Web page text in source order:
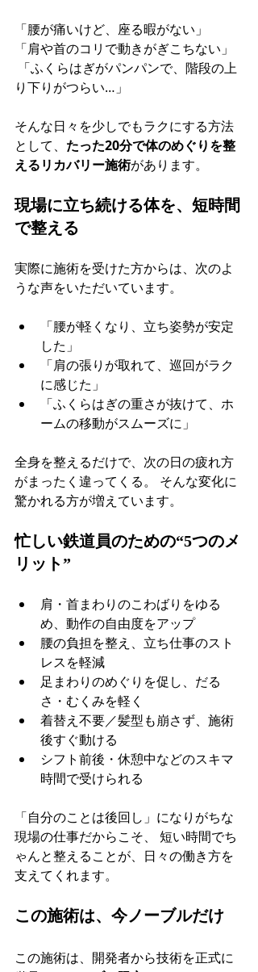
「腰が痛いけど、座る暇がない」
「肩や首のコリで動きがぎこちない」
「ふくらはぎがパンパンで、階段の上
り下りがつらい…」
そんな日々を少しでもラクにする方法
として、 たった20分で体のめぐりを整
えるリカバリー施術があります。
現場に立ち続ける体を、短時間
で整える
実際に施術を受けた方からは、次のよ
うな声をいただいています。
「腰が軽くなり、立ち姿勢が安定
した」
「肩の張りが取れて、巡回がラク
に感じた」
「ふくらはぎの重さが抜けて、ホ
ームの移動がスムーズに」
全身を整えるだけで、次の日の疲れ方
がまったく違ってくる。 そんな変化に
驚かれる方が増えています。
忙しい鉄道員のための“5つのメ
リット”
肩・首まわりのこわばりをゆる
め、動作の自由度をアップ
腰の負担を整え、立ち仕事のスト
レスを軽減
足まわりのめぐりを促し、だる
さ・むくみを軽く
着替え不要／髪型も崩さず、施術
後すぐ動ける
シフト前後・休憩中などのスキマ
時間で受けられる
「自分のことは後回し」になりがちな
現場の仕事だからこそ、 短い時間でち
ゃんと整えることが、日々の働き方を
支えてくれます。
この施術は、今ノーブルだけ
この施術は、開発者から技術を正式に